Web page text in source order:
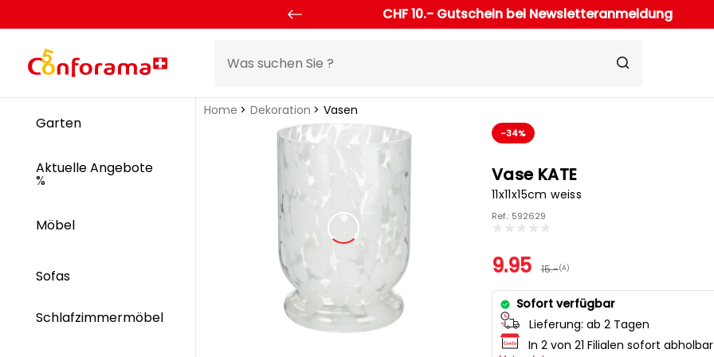
CHF 10.- Gutschein bei Newsletteranmeldung
Garten
Aktuelle Angebote
%
Möbel
Sofas
Schlafzimmermöbel
Home Dekoration Vasen
-34%
Vase KATE
11x11x15cm weiss
Ref.: 592629
9.95 15.-(A)
Sofort verfügbar
Lieferung: ab 2 Tagen
In 2 von 21 Filialen sofort abholbar